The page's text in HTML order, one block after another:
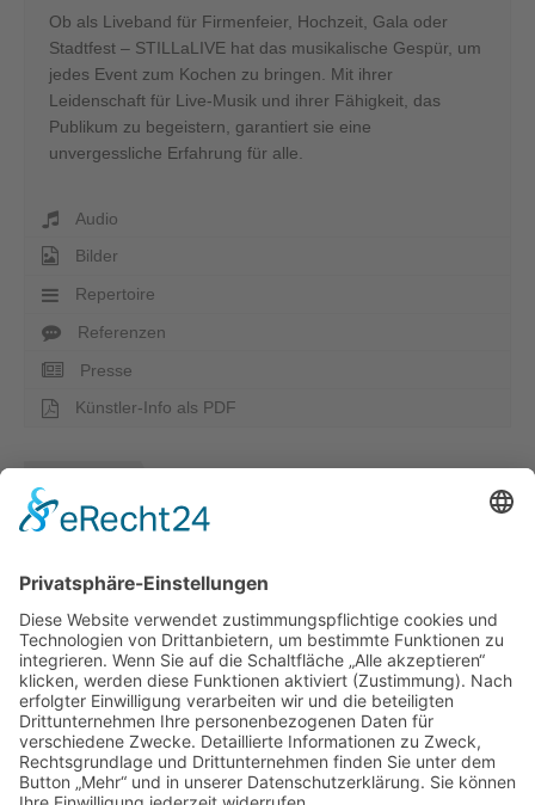
Ob als Liveband für Firmenfeier, Hochzeit, Gala oder
Stadtfest – STILLaLIVE hat das musikalische Gespür, um
jedes Event zum Kochen zu bringen. Mit ihrer
Leidenschaft für Live-Musik und ihrer Fähigkeit, das
Publikum zu begeistern, garantiert sie eine
unvergessliche Erfahrung für alle.
Audio
Bilder
Repertoire
Referenzen
Presse
Künstler-Info als PDF
Künstler anfragen